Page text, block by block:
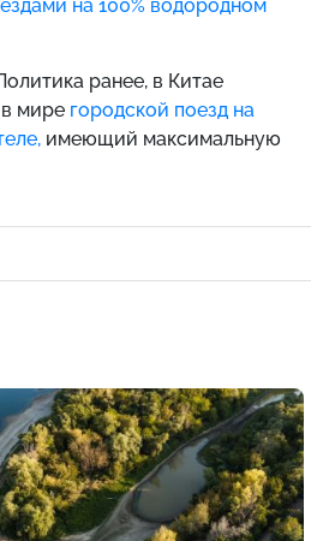
на 100% водородном
ранее, в Китае
мире городской поезд на
имеющий максимальную